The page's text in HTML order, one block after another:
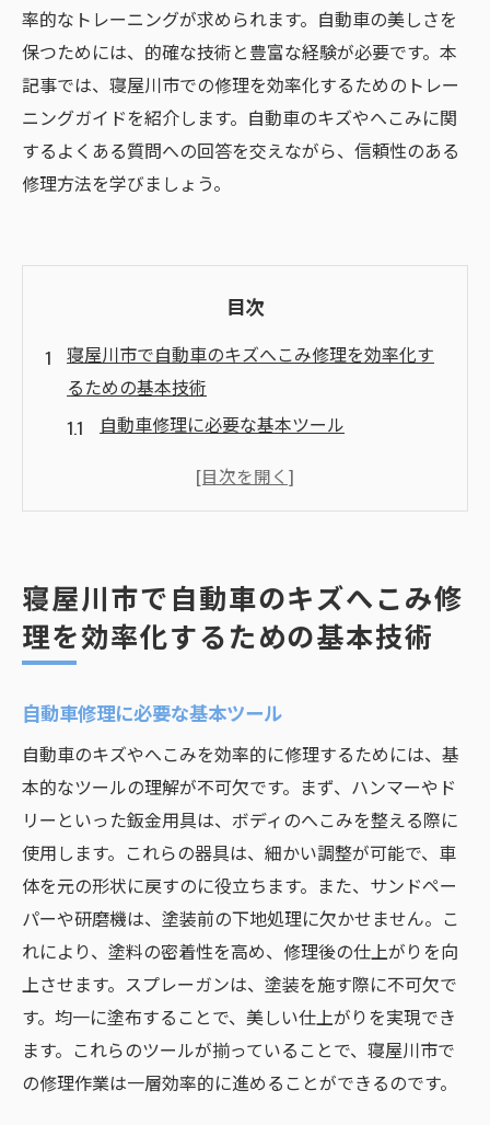
率的なトレーニングが求められます。自動車の美しさを
保つためには、的確な技術と豊富な経験が必要です。本
記事では、寝屋川市での修理を効率化するためのトレー
ニングガイドを紹介します。自動車のキズやへこみに関
するよくある質問への回答を交えながら、信頼性のある
修理方法を学びましょう。
目次
寝屋川市で自動車のキズへこみ修理を効率化す
るための基本技術
自動車修理に必要な基本ツール
塗装技術と色合わせのポイント
修理後の仕上げと最終チェックの重要性
効率的なトレーニングが自動車のキズへこみ修
トレーニングで得られるスキルの向上
修理時間短縮のためのトレーニング法
実践的なトレーニングとその成果
最新技術を取り入れたトレーニング
個別指導による技術習得のメリット
経験豊富な講師による指導の価値
寝屋川市での自動車修理プロフェッショナルの
見つけ方
信頼できる修理店の選び方
プロフェッショナルの技術力を見極める方
法
寝屋川市で自動車のキズへこみ修
理を効率化するための基本技術
自動車修理に必要な基本ツール
自動車のキズやへこみを効率的に修理するためには、基
本的なツールの理解が不可欠です。まず、ハンマーやド
リーといった鈑金用具は、ボディのへこみを整える際に
使用します。これらの器具は、細かい調整が可能で、車
体を元の形状に戻すのに役立ちます。また、サンドペー
パーや研磨機は、塗装前の下地処理に欠かせません。こ
れにより、塗料の密着性を高め、修理後の仕上がりを向
上させます。スプレーガンは、塗装を施す際に不可欠で
す。均一に塗布することで、美しい仕上がりを実現でき
ます。これらのツールが揃っていることで、寝屋川市で
の修理作業は一層効率的に進めることができるのです。